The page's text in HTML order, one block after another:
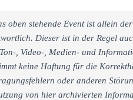
oben stehende Event ist allein
Dieser ist in der Regel
, Video-, Medien- und
keine Haftung für die
oder anderen
von hier archivierten